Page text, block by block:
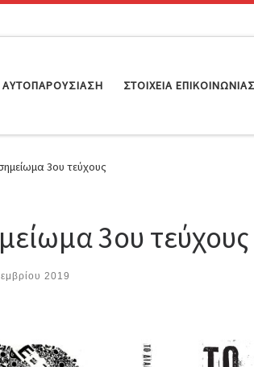
ΑΥΤΟΠΑΡΟΥΣΊΑΣΗ ΣΤΟΙΧΕΊΑ
3ου τεύχους
3ου τεύχους
2019